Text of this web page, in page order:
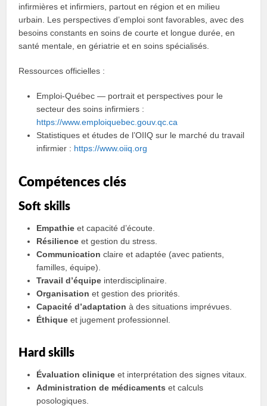
infirmières et infirmiers, partout en région et en milieu
urbain. Les perspectives d’emploi sont favorables, avec des
besoins constants en soins de courte et longue durée, en
santé mentale, en gériatrie et en soins spécialisés.
Ressources officielles :
Emploi-Québec — portrait et perspectives pour le
secteur des soins infirmiers :
https://www.emploiquebec.gouv.qc.ca
Statistiques et études de l’OIIQ sur le marché du travail
infirmier : https://www.oiiq.org
Compétences clés
Soft skills
Empathie et capacité d’écoute.
Résilience et gestion du stress.
Communication claire et adaptée (avec patients,
familles, équipe).
Travail d’équipe interdisciplinaire.
Organisation et gestion des priorités.
Capacité d’adaptation à des situations imprévues.
Éthique et jugement professionnel.
Hard skills
Évaluation clinique et interprétation des signes vitaux.
Administration de médicaments et calculs
posologiques.